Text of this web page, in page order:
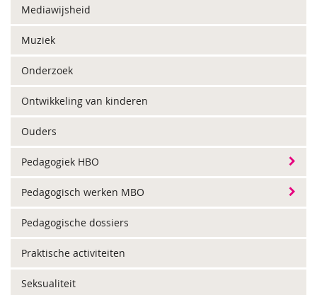
Mediawijsheid
Muziek
Onderzoek
Ontwikkeling van kinderen
Ouders
Pedagogiek HBO
Pedagogisch werken MBO
Pedagogische dossiers
Praktische activiteiten
Seksualiteit